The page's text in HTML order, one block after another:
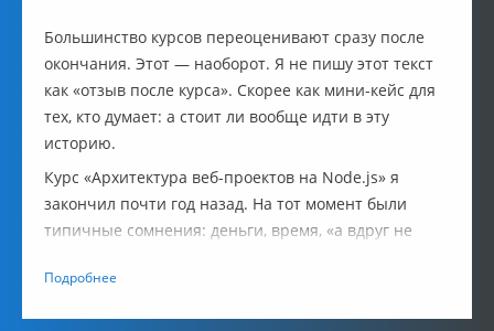
Большинство курсов переоценивают сразу после
окончания. Этот — наоборот. Я не пишу этот текст
как «отзыв после курса». Скорее как мини-кейс для
тех, кто думает: а стоит ли вообще идти в эту
историю.
Курс «Архитектура веб-проектов на Node.js» я
закончил почти год назад. На тот момент были
типичные сомнения: деньги, время, «а вдруг не
положительные.
Подробнее